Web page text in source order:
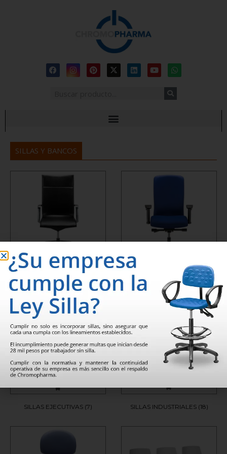
SILLAS Y BANCOS
SILLAS ALTA DIRECCIÓN(3) SILLAS DIRECTIVAS(13)
SILLAS EJECUTIVAS (7) SILLAS INDUSTRIALES (18)